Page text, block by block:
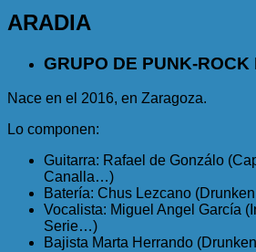
ARADIA
GRUPO DE PUNK-
Nace en el 2016, en Zaragoza.
Lo componen:
Guitarra: Rafael de Gonzálo
Canalla…)
Batería: Chus Lezcano
Vocalista: Miguel Angel García
Serie…)
Bajista Marta Herrando